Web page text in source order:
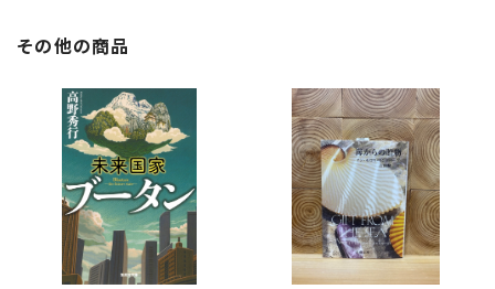
その他の商品